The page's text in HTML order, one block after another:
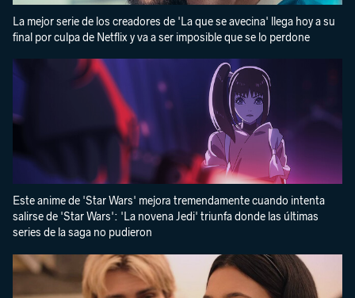
La mejor serie de los creadores de 'La que se avecina' llega hoy a su
final por culpa de Netflix y va a ser imposible que se lo perdone
Este anime de 'Star Wars' mejora tremendamente cuando intenta
salirse de 'Star Wars': 'La novena Jedi' triunfa donde las últimas
series de la saga no pudieron